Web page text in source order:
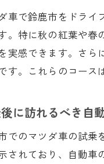
車で鈴鹿市をドライ
。特に秋の紅葉や
実感できます。さら
す。これらのコース
に訪れるべき自
でのマツダ車の試乗
されており、自動車